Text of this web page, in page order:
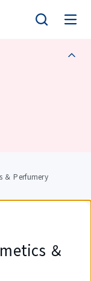
＆ Perfumery
＆